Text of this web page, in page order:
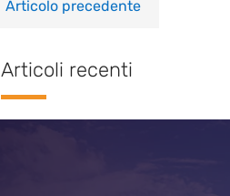
Articolo precedente
Articoli recenti